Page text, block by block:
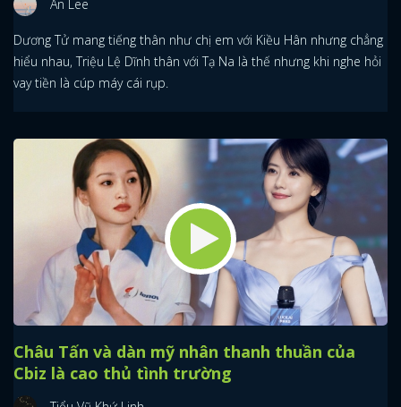
An Lee
Dương Tử mang tiếng thân như chị em với Kiều Hân nhưng chẳng
hiểu nhau, Triệu Lệ Dĩnh thân với Tạ Na là thế nhưng khi nghe hỏi
vay tiền là cúp máy cái rụp.
Châu Tấn và dàn mỹ nhân thanh thuần của
Cbiz là cao thủ tình trường